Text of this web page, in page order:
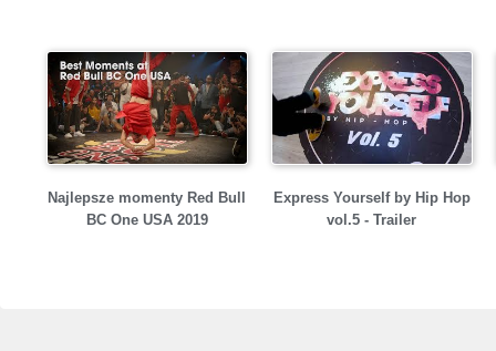
Najlepsze momenty Red Bull
BC One USA 2019
Express Yourself by Hip Hop
vol.5 - Trailer